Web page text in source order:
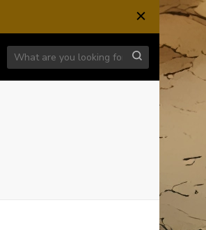
Looking for Something?